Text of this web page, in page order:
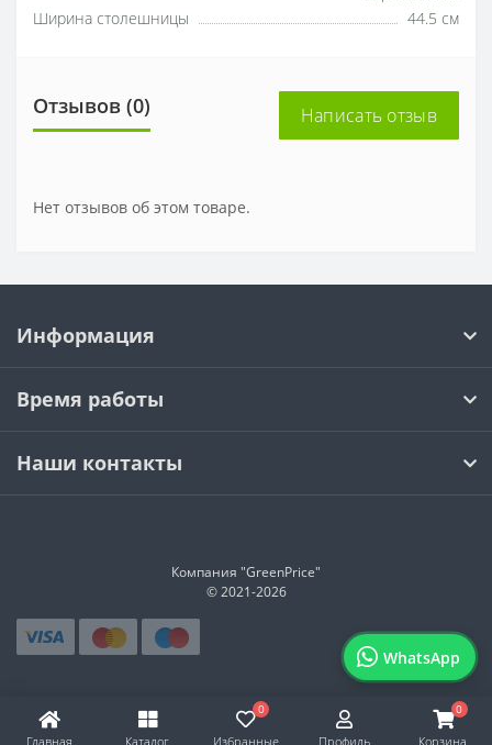
Главная Каталог
0
Избранные Профиль
0
Корзина
Ширина столешницы
44.5 см
Отзывов (0) Написать отзыв
Нет отзывов об этом товаре.
WhatsApp
Информация
Время работы
Наши контакты
Компания "GreenPrice"
© 2021-2026